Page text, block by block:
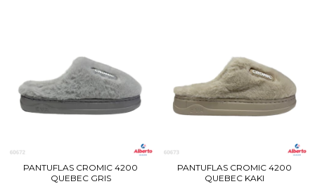
PANTUFLAS CROMIC 4200
QUEBEC GRIS
PANTUFLAS CROMIC 4200
QUEBEC KAKI